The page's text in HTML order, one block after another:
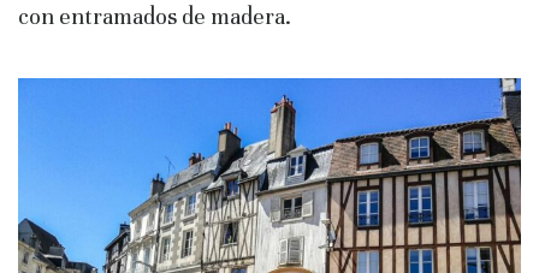
con entramados de madera.